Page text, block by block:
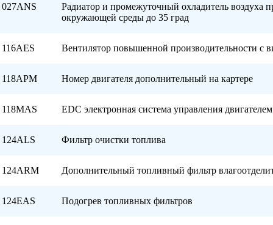
027ANS
Радиатор и промежуточный охладитель воздуха
окружающей среды до 35 град
116AES Вентилятор повышенной производительности с
118APM Номер двигателя дополнительный на картере
118MAS EDC электронная система управления двигателем
124ALS Фильтр очистки топлива
124ARM Дополнительный топливный фильтр
124EAS Подогрев топливных фильтров